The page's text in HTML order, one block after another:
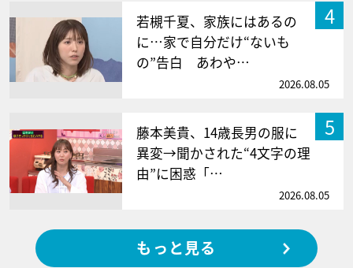
4
若槻千夏、家族にはあるの
に…家で自分だけ“ないも
の”告白 あわや…
2026.08.05
5
藤本美貴、14歳長男の服に
異変→聞かされた“4文字の理
由”に困惑「…
2026.08.05
もっと見る